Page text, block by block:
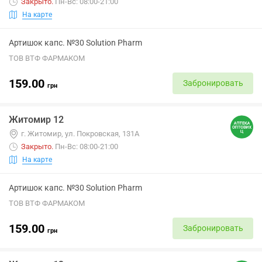
На карте
Артишок капс. №30 Solution Pharm
ТОВ ВТФ ФАРМАКОМ
159.00 грн Забронировать
Житомир 12
г. Житомир, ул. Покровская, 131А
Закрыто. Пн-Вс: 08:00-21:00
На карте
Артишок капс. №30 Solution Pharm
ТОВ ВТФ ФАРМАКОМ
159.00 грн Забронировать